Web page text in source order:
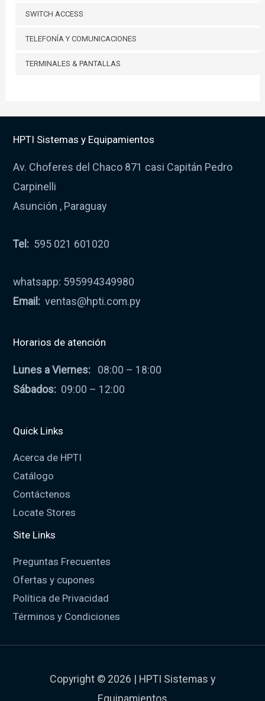
SWITCH ACCESS
TELEFONÍA Y COMUNICACIONES
TERMINALES & PANTALLAS
HPTI Sistemas y Equipamientos
Av. Choferes del Chaco 871 casi Capitán Pedro
Carpinelli
Asunción , Paraguay
Tel: 595 021 601020
whatsapp: 595994349980
Email: ventas@hpti.com.py
Horarios de atención
Lunes a Viernes: 08:00 – 18:00
Sábados: 09:00 – 12:00
Quick Links
Acerca de HPTI
Catálogo
Contáctenos
Locate Stores
Site Links
Preguntas Frecuentes
Ofertas y cupones
Política de Privacidad
Términos y Condiciones
Copyright © 2026 | HPTI Sistemas y